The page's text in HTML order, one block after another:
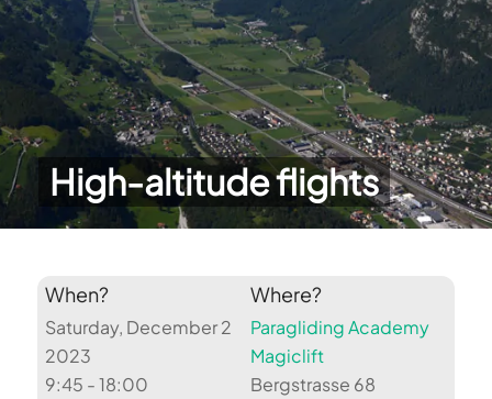
High-altitude flights
When?
Saturday, December 2
2023
9:45 - 18:00
Where?
Paragliding Academy
Magiclift
Bergstrasse 68